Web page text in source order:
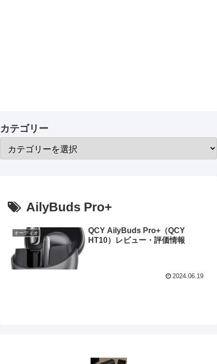
カテゴリー
AilyBuds Pro+
オーディオ
QCY AilyBuds Pro+（QCY
HT10）レビュー・評価情報
2024.06.19